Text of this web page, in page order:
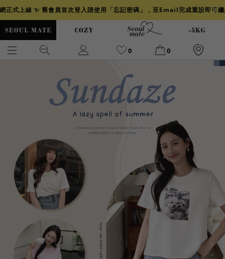
正式上線 ✨ 舊會員首次登入請使用「忘記密碼」，至Email完成重設即可
0 0
背心
透膚 小香 牛仔
襯衫 褲裙 冰感
涼感